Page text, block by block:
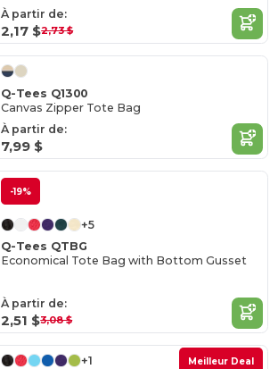
À partir de:
2,17 $2,73 $
Q-Tees Q1300
Canvas Zipper Tote Bag
À partir de:
7,99 $
-19%
+5
Q-Tees QTBG
Economical Tote Bag with Bottom Gusset
À partir de:
2,51 $3,08 $
Meilleur Deal
+1